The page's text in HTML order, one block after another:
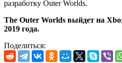
разработку Outer Worlds.
The Outer Worlds выйдет на
2019 года.
Поделиться: